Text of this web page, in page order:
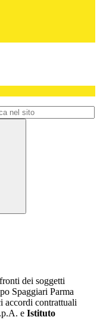
dei soggetti
Spaggiari Parma
accordi contrattuali
e Istituto